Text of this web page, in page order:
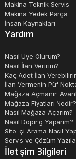
Makina Teknik Servis
Makina Yedek Parça
İnsan Kaynakları
Yardım
Nasıl Üye Olurum?
Nasıl İlan Veririm?
Kaç Adet İlan
İlan Vermenin Püf
Mağaza Açmanın
Mağaza Fiyatları Nedir?
Nasıl Mağaza Açarım?
Nasıl Doping Yaparım?
Site İçi Arama Nasıl
Servis ve Çözüm
İletişim Bilgileri